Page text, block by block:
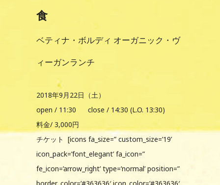
食
ベティナ・ボルディ オーガニック・ヴ
ィーガンランチ
2018年9月22日（土）
open / 11:30 close / 14:30 (L.O. 13:30)
料金/ 3,000円
チケット [icons fa_size=” custom_size=’19’
icon_pack=’font_elegant’ fa_icon=”
fe_icon=’arrow_right’ type=’normal’ position=”
border_color=’#363636′ icon_color=’#363636′